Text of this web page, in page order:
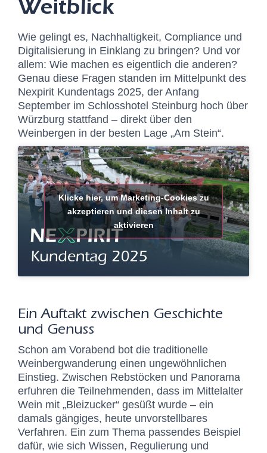
Weitblick
Wie gelingt es, Nachhaltigkeit, Compliance und
Digitalisierung in Einklang zu bringen? Und vor
allem: Wie machen es eigentlich die anderen?
Genau diese Fragen standen im Mittelpunkt des
Nexpirit Kundentags 2025, der Anfang
September im Schlosshotel Steinburg hoch über
Würzburg stattfand – direkt über den
Weinbergen in der besten Lage „Am Stein“.
Klicke hier, um Marketing-Cookies zu
akzeptieren und diesen Inhalt zu
aktivieren
Ein Auftakt zwischen Geschichte
und Genuss
Schon am Vorabend bot die traditionelle
Weinbergwanderung einen ungewöhnlichen
Einstieg. Zwischen Rebstöcken und Panorama
erfuhren die Teilnehmenden, dass im Mittelalter
Wein mit „Bleizucker“ gesüßt wurde – ein
damals gängiges, heute unvorstellbares
Verfahren. Ein zum Thema passendes Beispiel
dafür, wie sich Wissen, Regulierung und